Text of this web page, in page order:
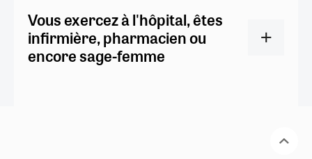
Vous exercez à l'hôpital, êtes
infirmière, pharmacien ou
encore sage-femme